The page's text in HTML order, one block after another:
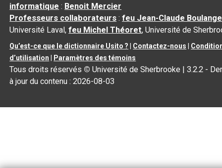
informatique : Benoit Mercier
Professeurs collaborateurs :feu Jean-Claude
Université Laval,feu Michel Théoret, Université de
Qu’est-ce que le dictionnaire Usito ? Contactez-nous
d’utilisation
Paramètres des témoins
Tous droits réservés © Université de Sherbrooke |3.2.2 -
à jour du contenu :2026-08-03